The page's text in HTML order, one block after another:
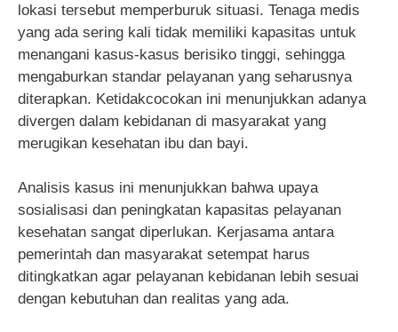
lokasi tersebut memperburuk situasi. Tenaga medis
yang ada sering kali tidak memiliki kapasitas untuk
menangani kasus-kasus berisiko tinggi, sehingga
mengaburkan standar pelayanan yang seharusnya
diterapkan. Ketidakcocokan ini menunjukkan adanya
divergen dalam kebidanan di masyarakat yang
merugikan kesehatan ibu dan bayi.
Analisis kasus ini menunjukkan bahwa upaya
sosialisasi dan peningkatan kapasitas pelayanan
kesehatan sangat diperlukan. Kerjasama antara
pemerintah dan masyarakat setempat harus
ditingkatkan agar pelayanan kebidanan lebih sesuai
dengan kebutuhan dan realitas yang ada.